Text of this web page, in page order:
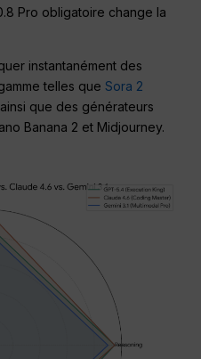
Pro obligatoire change la
instantanément des
telles queSora 2
, ainsi que des générateurs
Banana 2 et Midjourney.